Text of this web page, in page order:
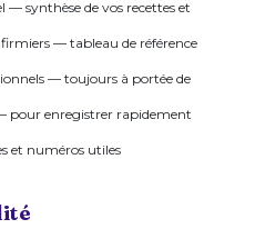
— synthèse de vos recettes et
— tableau de référence
— toujours à portée de
pour enregistrer rapidement
et numéros utiles